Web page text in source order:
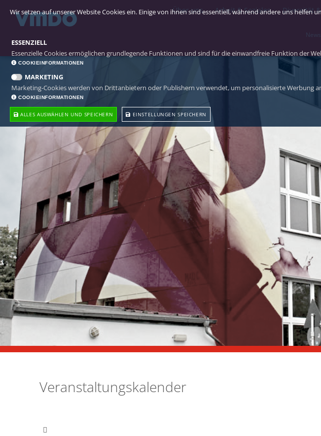
Wir setzen auf unserer Website Cookies ein. Einige von ihnen sind essentiell, während andere uns
ESSENZIELL
Essenzielle Cookies ermöglichen grundlegende Funktionen und sind für die einwandfreie Funktion der
COOKIEINFORMATIONEN
MARKETING
Marketing-Cookies werden von Drittanbietern oder Publishern verwendet, um personalisierte Werbung
COOKIEINFORMATIONEN
ALLES AUSWÄHLEN UND SPEICHERN EINSTELLUNGEN SPEICHERN
Über uns Arbeit & Soziales Diversität
News
Veranstaltungskalender